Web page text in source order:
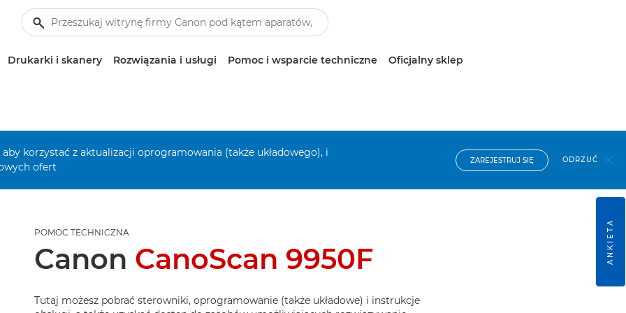
Drukarki i skanery Rozwiązania i usługi Pomoc i wsparcie techniczne Oficjalny sklep
korzystać z aktualizacji oprogramowania (także układowego), i
ofert
ZAREJESTRUJ SIĘ ODRZUĆ
POMOC TECHNICZNA
Canon CanoScan 9950F
Tutaj możesz pobrać sterowniki, oprogramowanie (także układowe) i instrukcje
ANKIETA